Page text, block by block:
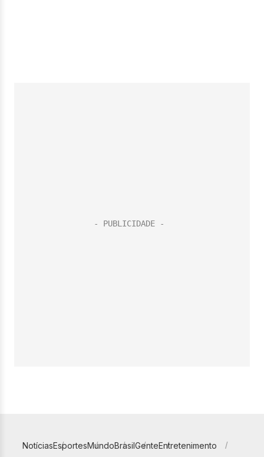
NotíciasEsportesMundoBrasilGenteEntretenimento